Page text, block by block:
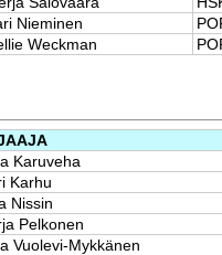
Nieminen
Weckman
Karuveha
Karhu
Nissin
Pelkonen
Vuolevi-Mykkänen